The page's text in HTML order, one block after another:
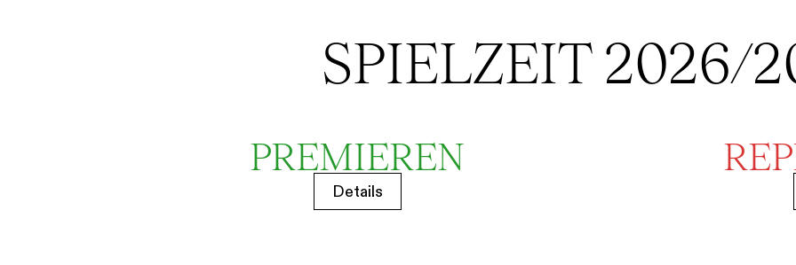
SPIELZEIT 2026/
PREMIEREN
Details